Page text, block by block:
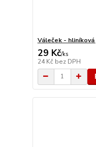
Váleček - hliníková
29 Kč/ks
24 Kč bez DPH